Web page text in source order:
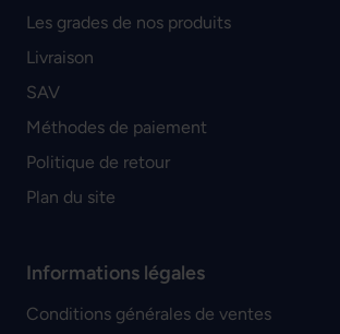
Les grades de nos produits
Livraison
SAV
Méthodes de paiement
Politique de retour
Plan du site
Informations légales
Conditions générales de ventes